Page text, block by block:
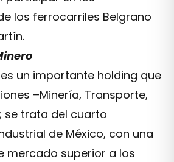
los ferrocarriles Belgrano
es un importante holding que
–Minería, Transporte,
se trata del cuarto
de México, con una
mercado superior a los